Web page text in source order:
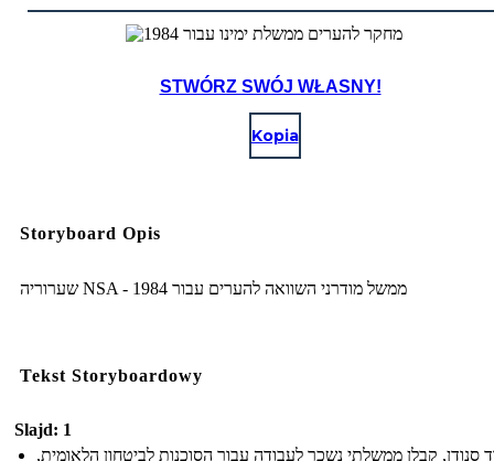
STWÓRZ SWÓJ WŁASNY!
Kopia
Storyboard Opis
שערוריה NSA - ממשל מודרני השוואה להערים עבור 1984
Tekst Storyboardowy
Slajd: 1
סנודן, קבלן ממשלתי נשכר לעבודה עבור הסוכנות לביטחון הלאומית,